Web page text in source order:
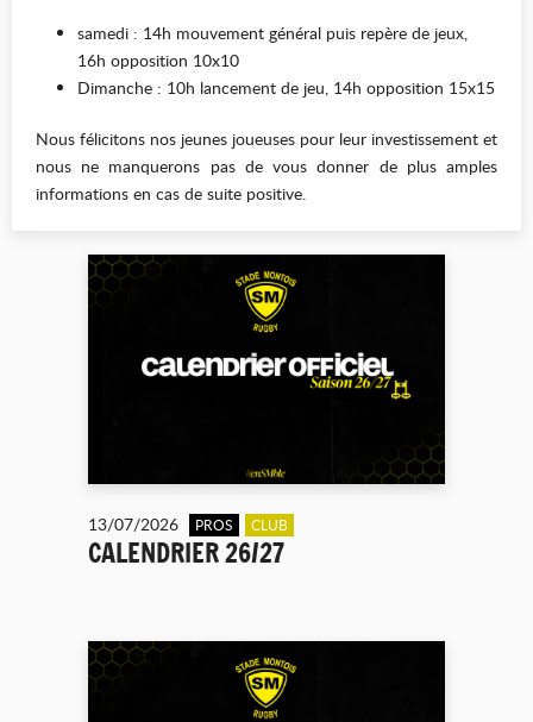
samedi : 14h mouvement général puis repère de jeux,
16h opposition 10x10
Dimanche : 10h lancement de jeu, 14h opposition 15x15
Nous félicitons nos jeunes joueuses pour leur investissement et
nous ne manquerons pas de vous donner de plus amples
informations en cas de suite positive.
13/07/2026 PROS CLUB
CALENDRIER 26/27